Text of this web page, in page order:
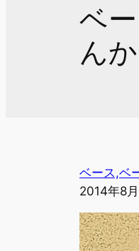
ベ
んか
ベース,ベ
2014年8